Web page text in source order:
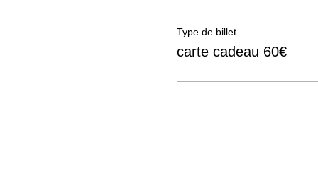
Type de billet
carte cadeau 60€